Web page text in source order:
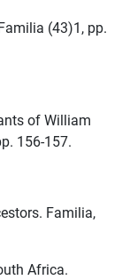
(43)1, pp.
of William
156-157.
Familia,
Africa.